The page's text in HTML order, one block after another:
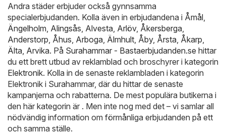
Andra städer erbjuder också gynnsamma
specialerbjudanden. Kolla även in erbjudandena i Åmål
Ängelholm Alingsås Alvesta Arlöv, Åkersberga
Anderstorp Åhus Arboga Älmhult Åby, Årsta Åkarp
Älta Arvika. På Surahammar - Bastaerbjudanden.se hittar
du ett brett utbud av reklamblad och broschyrer i kategorin
Elektronik. Kolla in de senaste reklambladen i kategorin
Elektronik i Surahammar, där du hittar de senaste
kampanjerna och rabatterna. De mest populära butikerna i
den här kategorin är . Men inte nog med det – vi samlar all
nödvändig information om förmånliga erbjudanden på ett
och samma ställe.